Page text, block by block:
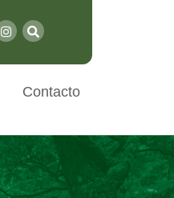
Contacto